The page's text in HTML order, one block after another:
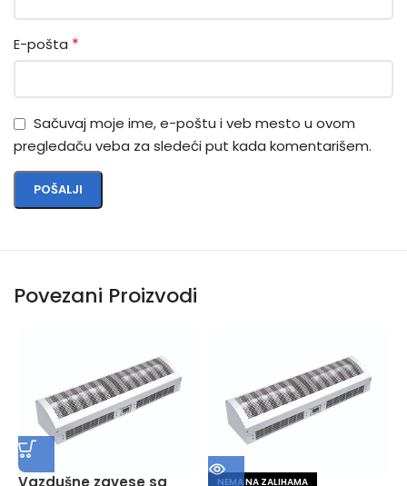
E-pošta *
Sačuvaj moje ime, e-poštu i veb mesto u ovom
pregledaču veba za sledeći put kada komentarišem.
Povezani Proizvodi
Vazdušne zavese sa
NEMA NA ZALIHAMA